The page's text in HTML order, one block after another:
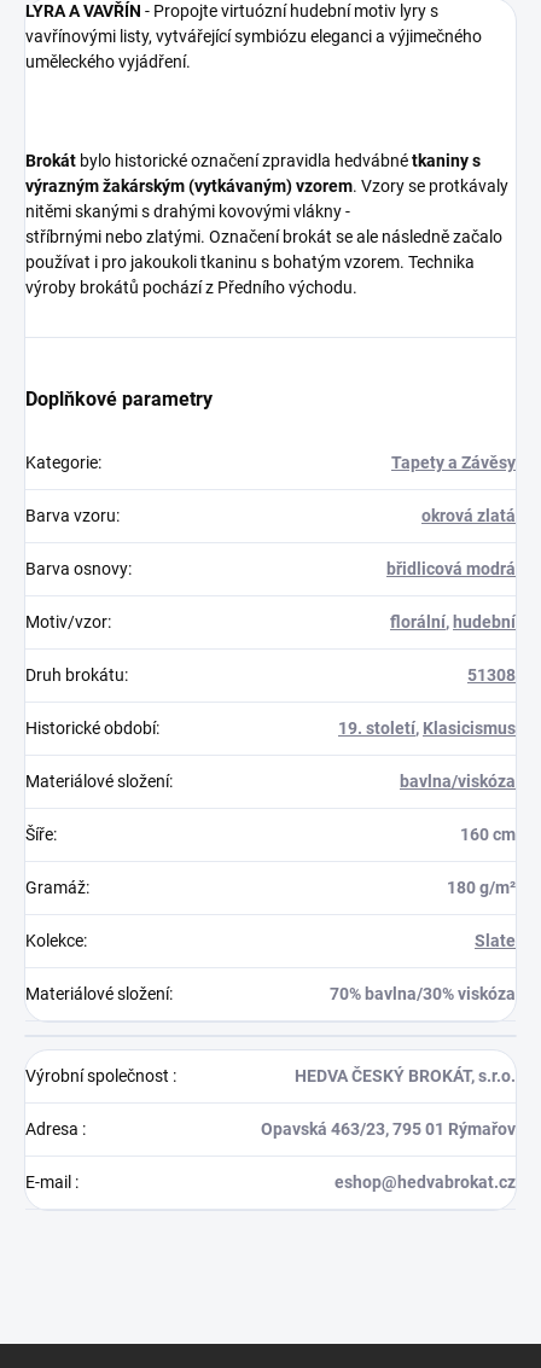
LYRA A VAVŘÍN - Propojte virtuózní hudební motiv lyry s
vavřínovými listy, vytvářející symbiózu eleganci a výjimečného
uměleckého vyjádření.
Brokát bylo historické označení zpravidla hedvábnétkaniny s
výraznýmžakárským (vytkávaným) vzorem. Vzory se protkávaly
nitěmi skanými s drahými kovovými vlákny -
stříbrnými nebo zlatými. Označení brokát se ale následně začalo
používat i pro jakoukoli tkaninu s bohatým vzorem. Technika
výroby brokátů pochází z Předního východu.
Doplňkové parametry
Kategorie: Tapety a Závěsy
Barva vzoru: okrová zlatá
Barva osnovy: břidlicová modrá
Motiv/vzor: florální, hudební
Druh brokátu: 51308
Historické období: 19. století, Klasicismus
Materiálové složení: bavlna/viskóza
Šíře: 160 cm
Gramáž: 180 g/m²
Kolekce: Slate
Materiálové složení: 70% bavlna/30% viskóza
Výrobní společnost : HEDVA ČESKÝ BROKÁT, s.r.o.
Adresa : Opavská 463/23, 795 01 Rýmařov
E-mail : eshop@hedvabrokat.cz